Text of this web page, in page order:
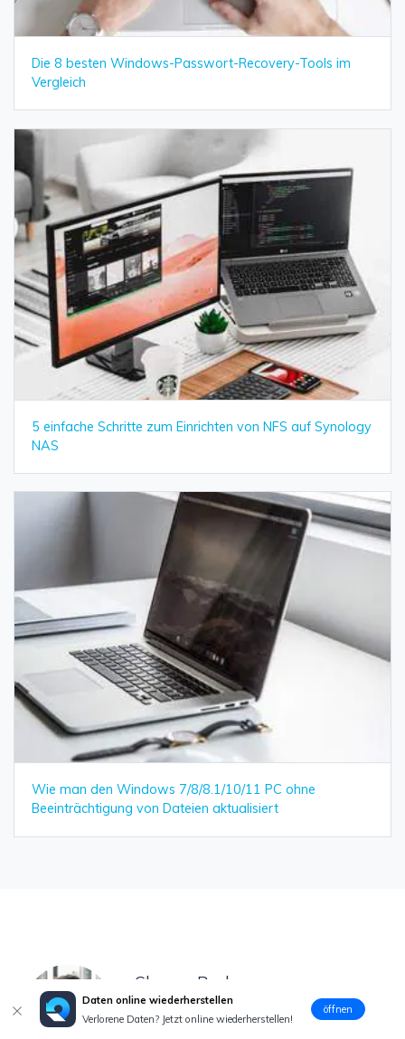
Die 8 besten Windows-Passwort-Recovery-Tools im
Vergleich
5 einfache Schritte zum Einrichten von NFS auf Synology
NAS
Wie man den Windows 7/8/8.1/10/11 PC ohne
Beeinträchtigung von Dateien aktualisiert
Classen Becker
Chief Editor
Daten online wiederherstellen
Verlorene Daten? Jetzt online wiederherstellen!
öffnen